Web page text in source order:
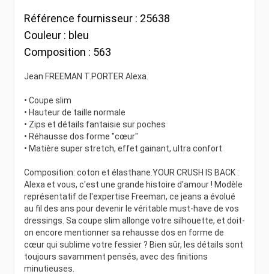
Référence fournisseur : 25638
Couleur : bleu
Composition : 563
Jean FREEMAN T.PORTER Alexa.
• Coupe slim
• Hauteur de taille normale
• Zips et détails fantaisie sur poches
• Réhausse dos forme "cœur"
• Matière super stretch, effet gainant, ultra confort
Composition: coton et élasthane.YOUR CRUSH IS BACK :
Alexa et vous, c'est une grande histoire d'amour ! Modèle
représentatif de l'expertise Freeman, ce jeans a évolué
au fil des ans pour devenir le véritable must-have de vos
dressings. Sa coupe slim allonge votre silhouette, et doit-
on encore mentionner sa rehausse dos en forme de
cœur qui sublime votre fessier ? Bien sûr, les détails sont
toujours savamment pensés, avec des finitions
minutieuses.